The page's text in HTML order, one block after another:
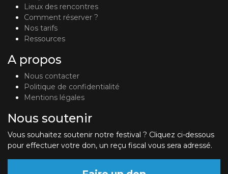
Lieux des rencontres
Comment réserver ?
Nos tarifs
Ressources
A propos
Nous contacter
Politique de confidentialité
Mentions légales
Nous soutenir
Vous souhaitez soutenir notre festival ? Cliquez ci-dessous
pour effectuer votre don, un reçu fiscal vous sera adressé.